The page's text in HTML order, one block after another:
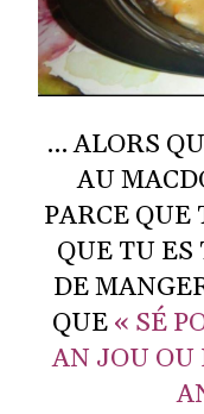
… ALORS
AU
PARCE QUE
QUE TU
DE
QUE « SÉ
AN JOU OU